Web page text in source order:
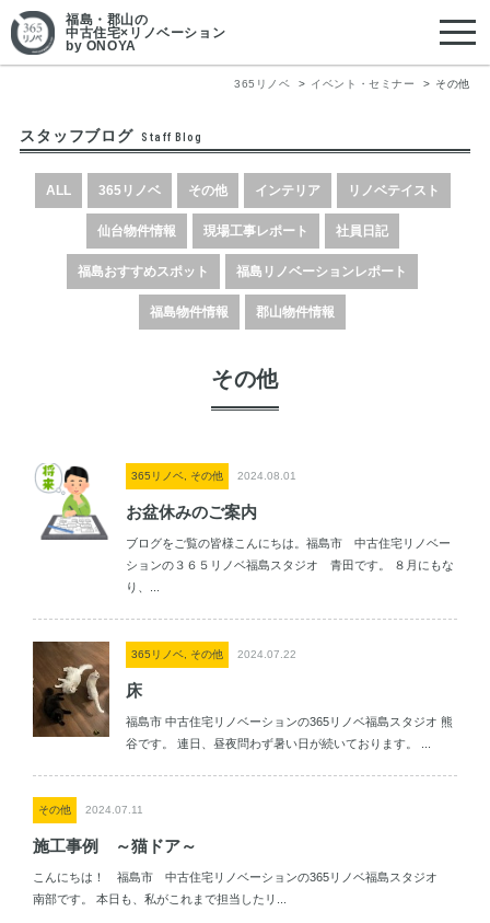
福島・郡山の
中古住宅×リノベーション
by ONOYA
365リノベ イベント・セミナー その他
スタッフブログ Staff Blog
ALL 365リノベ その他 インテリア リノベテイスト
仙台物件情報 現場工事レポート 社員日記
福島おすすめスポット 福島リノベーションレポート
福島物件情報 郡山物件情報
その他
365リノベ, その他 2024.08.01
お盆休みのご案内
ブログをご覧の皆様こんにちは。福島市 中古住宅リノベー
ションの３６５リノベ福島スタジオ 青田です。 ８月にもな
り、...
365リノベ, その他 2024.07.22
床
福島市 中古住宅リノベーションの365リノベ福島スタジオ 熊
谷です。 連日、昼夜問わず暑い日が続いております。 ...
その他 2024.07.11
施工事例 ～猫ドア～
こんにちは！ 福島市 中古住宅リノベーションの365リノベ福島スタジオ
南部です。 本日も、私がこれまで担当したリ...